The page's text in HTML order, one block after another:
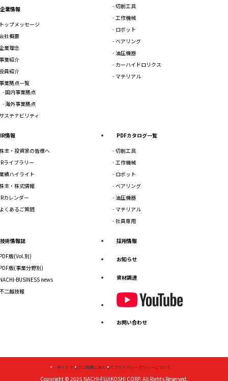
企業情報
ップメッセージ
社概要
業理念
業紹介
員紹介
業拠点一覧
国内事業拠点
海外事業拠点
ステナビリティ
切削工具
工作機械
ロボット
ベアリング
油圧機器
カーハイドロリクス
マテリアル
IR情報
主・投資家の皆様へ
ライブラリー
績ハイライト
主・株式情報
カレンダー
くあるご質問
PDFカタログ一覧
切削工具
工作機械
ロボット
ベアリング
油圧機器
マテリアル
社員専用
技術情報誌
版(Vol.別)
版(事業分野別)
BUSINESS news
二越技報
採用情報
お知らせ
資材調達
お問い合わせ
サイトマップご利用にあたってプライバシーポリシーについて
Copyright © 2025 NACHI-FUJIKOSHI CORP. All Rights Reserved.